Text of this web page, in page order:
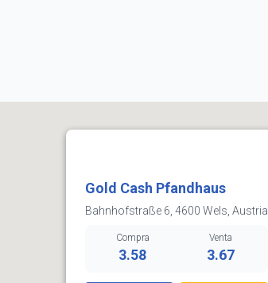
Gold Cash Pfandhaus
Bahnhofstraße 6, 4600 Wels, Austria
Compra
3.58
Venta
3.67